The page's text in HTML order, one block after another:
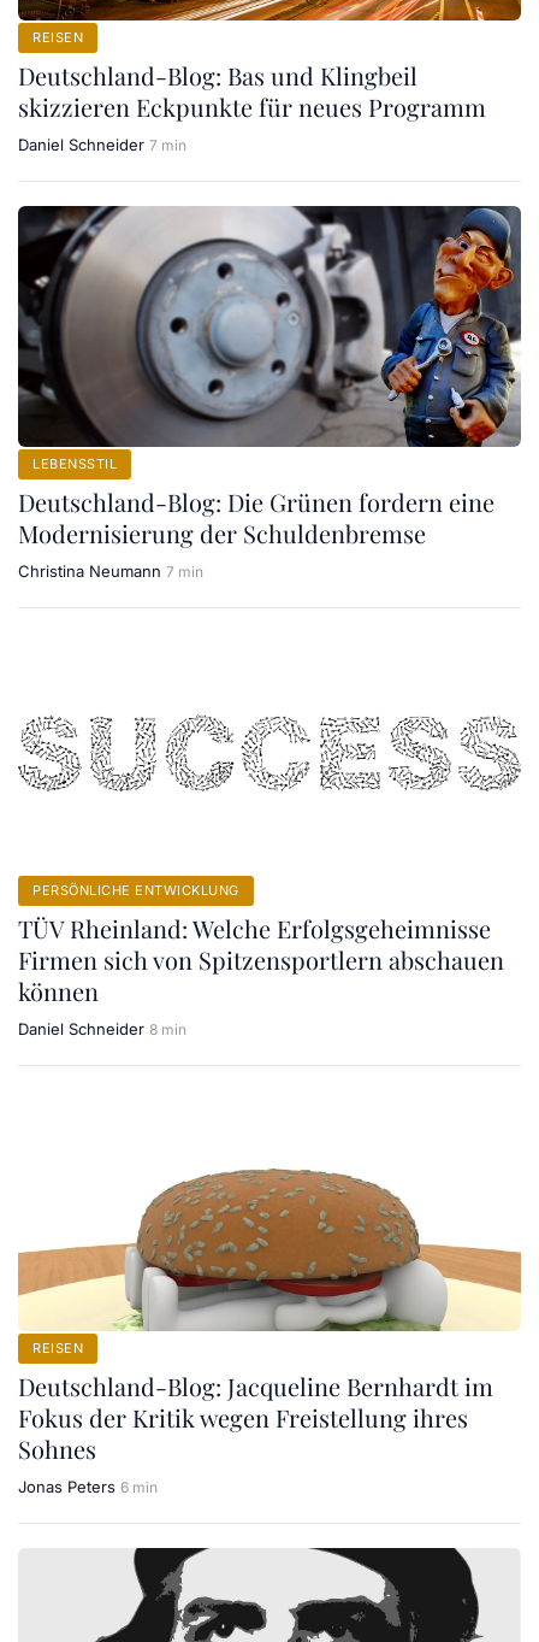
REISEN
Deutschland-Blog: Bas und Klingbeil
skizzieren Eckpunkte für neues Programm
Daniel Schneider 7 min
LEBENSSTIL
Deutschland-Blog: Die Grünen fordern eine
Modernisierung der Schuldenbremse
Christina Neumann 7 min
PERSÖNLICHE ENTWICKLUNG
TÜV Rheinland: Welche Erfolgsgeheimnisse
Firmen sich von Spitzensportlern abschauen
können
Daniel Schneider 8 min
REISEN
Deutschland-Blog: Jacqueline Bernhardt im
Fokus der Kritik wegen Freistellung ihres
Sohnes
Jonas Peters 6 min